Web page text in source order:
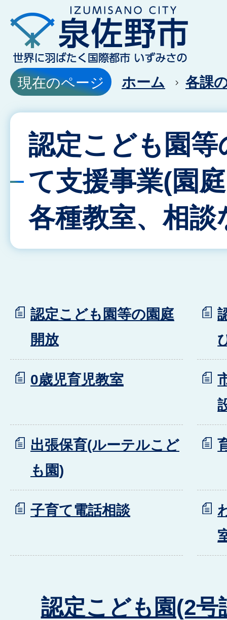
現在のページ ホーム 各課
認定こども園等
て支援事業(園
各種教室、相談
認定こども園等の園庭
開放
0歳児育児教室
出張保育(ルーテルこど
も園)
子育て電話相談
認定こども園(2号